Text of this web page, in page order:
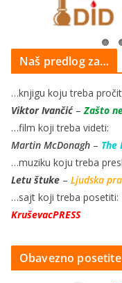
Naš predlog za…
…knjigu koju treba
Viktor Ivančić–Zašto
…film koji treba videti:
Martin McDonagh – The
…muziku koju treba
Letu štuke – Ljudska
…sajt koji treba posetiti:
KruševacPRESS
Obavezno posetite